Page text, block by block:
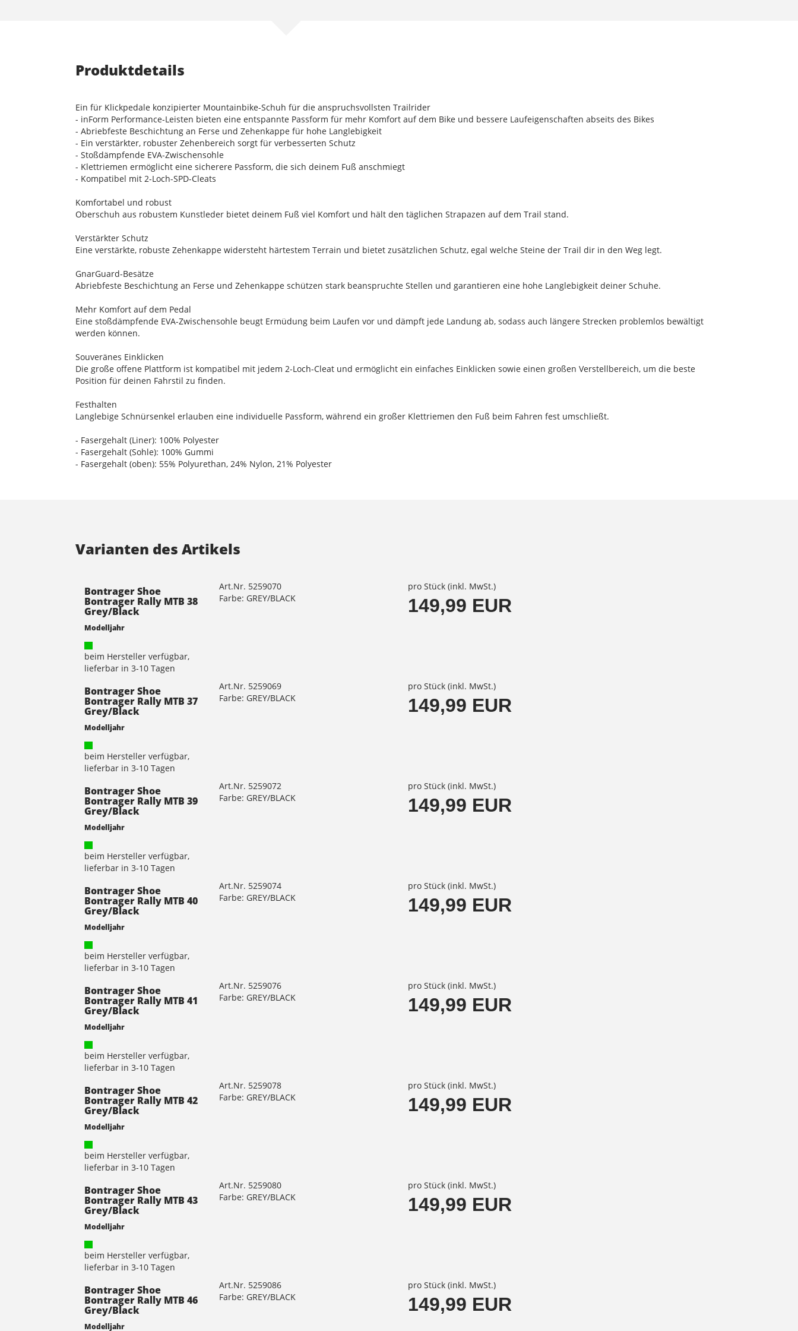
Produktdetails
Ein für Klickpedale konzipierter Mountainbike-Schuh für die anspruchsvollsten Trailrider
- inForm Performance-Leisten bieten eine entspannte Passform für mehr Komfort auf dem Bike und bessere Laufeigenschaften abseits des Bikes
- Abriebfeste Beschichtung an Ferse und Zehenkappe für hohe Langlebigkeit
- Ein verstärkter, robuster Zehenbereich sorgt für verbesserten Schutz
- Stoßdämpfende EVA-Zwischensohle
- Klettriemen ermöglicht eine sicherere Passform, die sich deinem Fuß anschmiegt
- Kompatibel mit 2-Loch-SPD-Cleats
Komfortabel und robust
Oberschuh aus robustem Kunstleder bietet deinem Fuß viel Komfort und hält den täglichen Strapazen auf dem Trail stand.
Verstärkter Schutz
Eine verstärkte, robuste Zehenkappe widersteht härtestem Terrain und bietet zusätzlichen Schutz, egal welche Steine der Trail dir in den Weg legt.
GnarGuard-Besätze
Abriebfeste Beschichtung an Ferse und Zehenkappe schützen stark beanspruchte Stellen und garantieren eine hohe Langlebigkeit deiner Schuhe.
Mehr Komfort auf dem Pedal
Eine stoßdämpfende EVA-Zwischensohle beugt Ermüdung beim Laufen vor und dämpft jede Landung ab, sodass auch längere Strecken problemlos bewältigt
werden können.
Souveränes Einklicken
Die große offene Plattform ist kompatibel mit jedem 2-Loch-Cleat und ermöglicht ein einfaches Einklicken sowie einen großen Verstellbereich, um die beste
Position für deinen Fahrstil zu finden.
Festhalten
Langlebige Schnürsenkel erlauben eine individuelle Passform, während ein großer Klettriemen den Fuß beim Fahren fest umschließt.
- Fasergehalt (Liner): 100% Polyester
- Fasergehalt (Sohle): 100% Gummi
- Fasergehalt (oben): 55% Polyurethan, 24% Nylon, 21% Polyester
Varianten des Artikels
Bontrager Shoe
Bontrager Rally MTB 38
Grey/Black
Modelljahr
beim Hersteller verfügbar,
lieferbar in 3-10 Tagen
Art.Nr. 5259070
Farbe: GREY/BLACK
pro Stück (inkl. MwSt.)
149,99 EUR
Bontrager Shoe
Bontrager Rally MTB 37
Grey/Black
Modelljahr
beim Hersteller verfügbar,
lieferbar in 3-10 Tagen
Art.Nr. 5259069
Farbe: GREY/BLACK
pro Stück (inkl. MwSt.)
149,99 EUR
Bontrager Shoe
Bontrager Rally MTB 39
Grey/Black
Modelljahr
beim Hersteller verfügbar,
lieferbar in 3-10 Tagen
Art.Nr. 5259072
Farbe: GREY/BLACK
pro Stück (inkl. MwSt.)
149,99 EUR
Bontrager Shoe
Bontrager Rally MTB 40
Grey/Black
Modelljahr
beim Hersteller verfügbar,
lieferbar in 3-10 Tagen
Art.Nr. 5259074
Farbe: GREY/BLACK
pro Stück (inkl. MwSt.)
149,99 EUR
Bontrager Shoe
Bontrager Rally MTB 41
Grey/Black
Modelljahr
beim Hersteller verfügbar,
lieferbar in 3-10 Tagen
Art.Nr. 5259076
Farbe: GREY/BLACK
pro Stück (inkl. MwSt.)
149,99 EUR
Bontrager Shoe
Bontrager Rally MTB 42
Grey/Black
Modelljahr
beim Hersteller verfügbar,
lieferbar in 3-10 Tagen
Art.Nr. 5259078
Farbe: GREY/BLACK
pro Stück (inkl. MwSt.)
149,99 EUR
Bontrager Shoe
Bontrager Rally MTB 43
Grey/Black
Modelljahr
beim Hersteller verfügbar,
lieferbar in 3-10 Tagen
Art.Nr. 5259080
Farbe: GREY/BLACK
pro Stück (inkl. MwSt.)
149,99 EUR
Bontrager Shoe
Bontrager Rally MTB 46
Grey/Black
Modelljahr
Art.Nr. 5259086
Farbe: GREY/BLACK
pro Stück (inkl. MwSt.)
149,99 EUR